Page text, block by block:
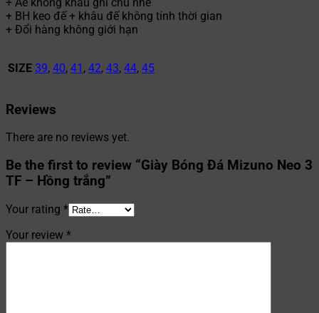
+ BH keo đế + khâu đế không tính thời gian
+ Đổi hàng không giới hạn
SIZE 39, 40, 41 , 42, 43, 44, 45
Reviews
There are no reviews yet.
Be the first to review “Giày Bóng Đá Mizuno Neo 3
TF – Hồng trắng”
Your rating *
Your review *